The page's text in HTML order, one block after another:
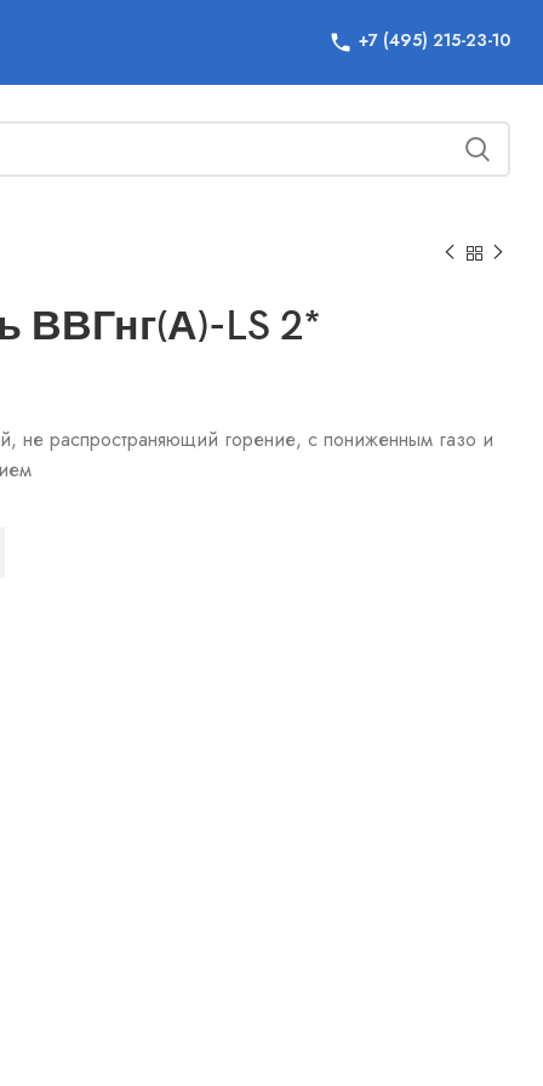
+7 (495) 215-23-10
ВВГнг(А)-LS 2*
не распространяющий горение, с пониженным газо и